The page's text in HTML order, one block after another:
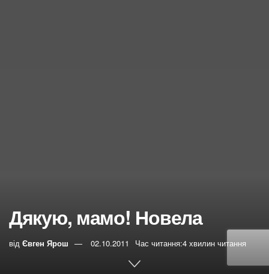
Дякую, мамо! Новела
від Євген Ярош 02.10.2011 Час читання:4 хвилин читання